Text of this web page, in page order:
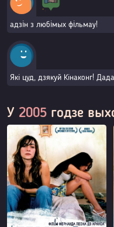
адзiн з любiмых фiльмау!
Які цуд, дзякуй Кінаконг!
У 2005 годзе